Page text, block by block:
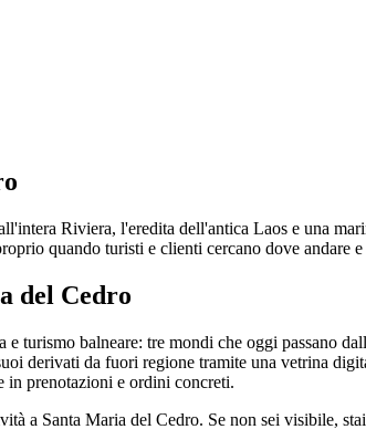
Riviera, l'eredita dell'antica Laos e una
quando turisti e clienti cercano dove andare e
del Cedro
turismo balneare: tre mondi che oggi passano
derivati da fuori regione tramite una vetrina
in prenotazioni e ordini concreti.
a Santa Maria del Cedro. Se non sei visibile,